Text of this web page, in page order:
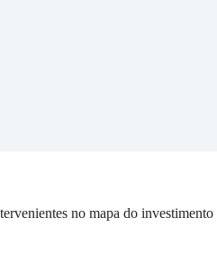
no mapa do